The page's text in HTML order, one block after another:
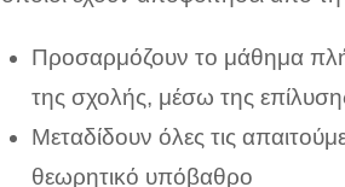
Προσαρμόζουν το μάθημα
της σχολής, μέσω της
Μεταδίδουν όλες τις
θεωρητικό υπόβαθρο